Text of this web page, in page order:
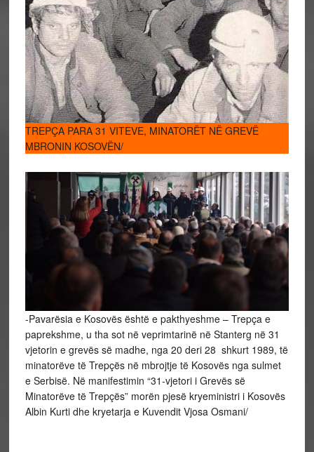
TREPÇA PARA 31 VITEVE, MINATORËT NË GREVË
MBRONIN KOSOVËN/
-Pavarësia e Kosovës është e pakthyeshme – Trepça e
paprekshme, u tha sot në veprimtarinë në Stanterg në 31
vjetorin e grevës së madhe, nga 20 deri 28 shkurt 1989, të
minatorëve të Trepçës në mbrojtje të Kosovës nga sulmet
e Serbisë. Në manifestimin “31-vjetori i Grevës së
Minatorëve të Trepçës” morën pjesë kryeministri i Kosovës
Albin Kurti dhe kryetarja e Kuvendit Vjosa Osmani/